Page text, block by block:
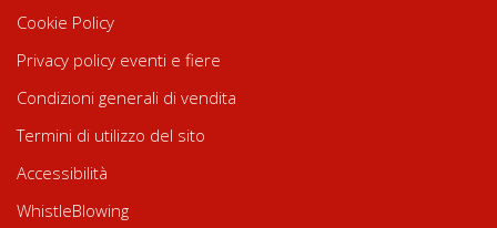
Cookie Policy
Privacy policy eventi e fiere
Condizioni generali di vendita
Termini di utilizzo del sito
Accessibilità
WhistleBlowing